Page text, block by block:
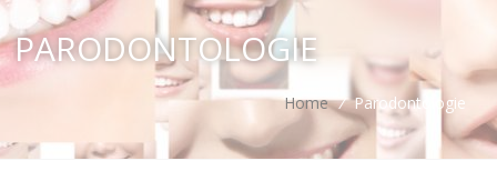
PARODONTOLOGIE
Home / Parodontologie